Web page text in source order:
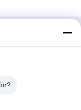
provincia